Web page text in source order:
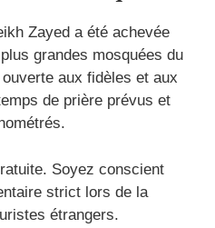
Zayed a été achevée
grandes mosquées du
aux fidèles et aux
de prière prévus et
Soyez conscient
strict lors de la
étrangers.